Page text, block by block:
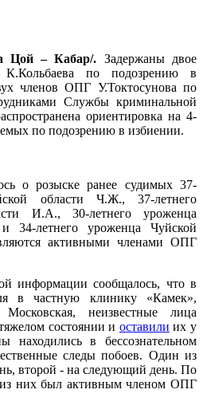
Цой – Кабар/. Задержаны двое
по подозрению в
членов ОПГ У.Токтосунова по
Службы криминальной
ориентировка на 4-
по подозрению в избиении.
о розыске ранее судимых 37-
области Ч.Ж., 37-летнего
И.А., 30-летнего уроженца
34-летнего уроженца Чуйской
активными членами ОПГ
информации сообщалось, что в
в частную клинику «Камек»,
неизвестные лица
состоянии и оставили их у
в бессознательном
следы побоев. Один из
второй - на следующий день. По
них был активным членом ОПГ